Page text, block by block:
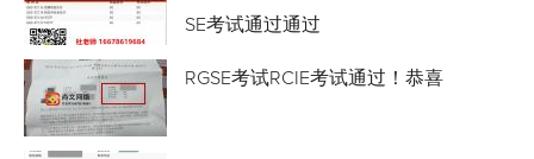
SE考试通过通过
RGSE考试RCIE考试通过！恭喜